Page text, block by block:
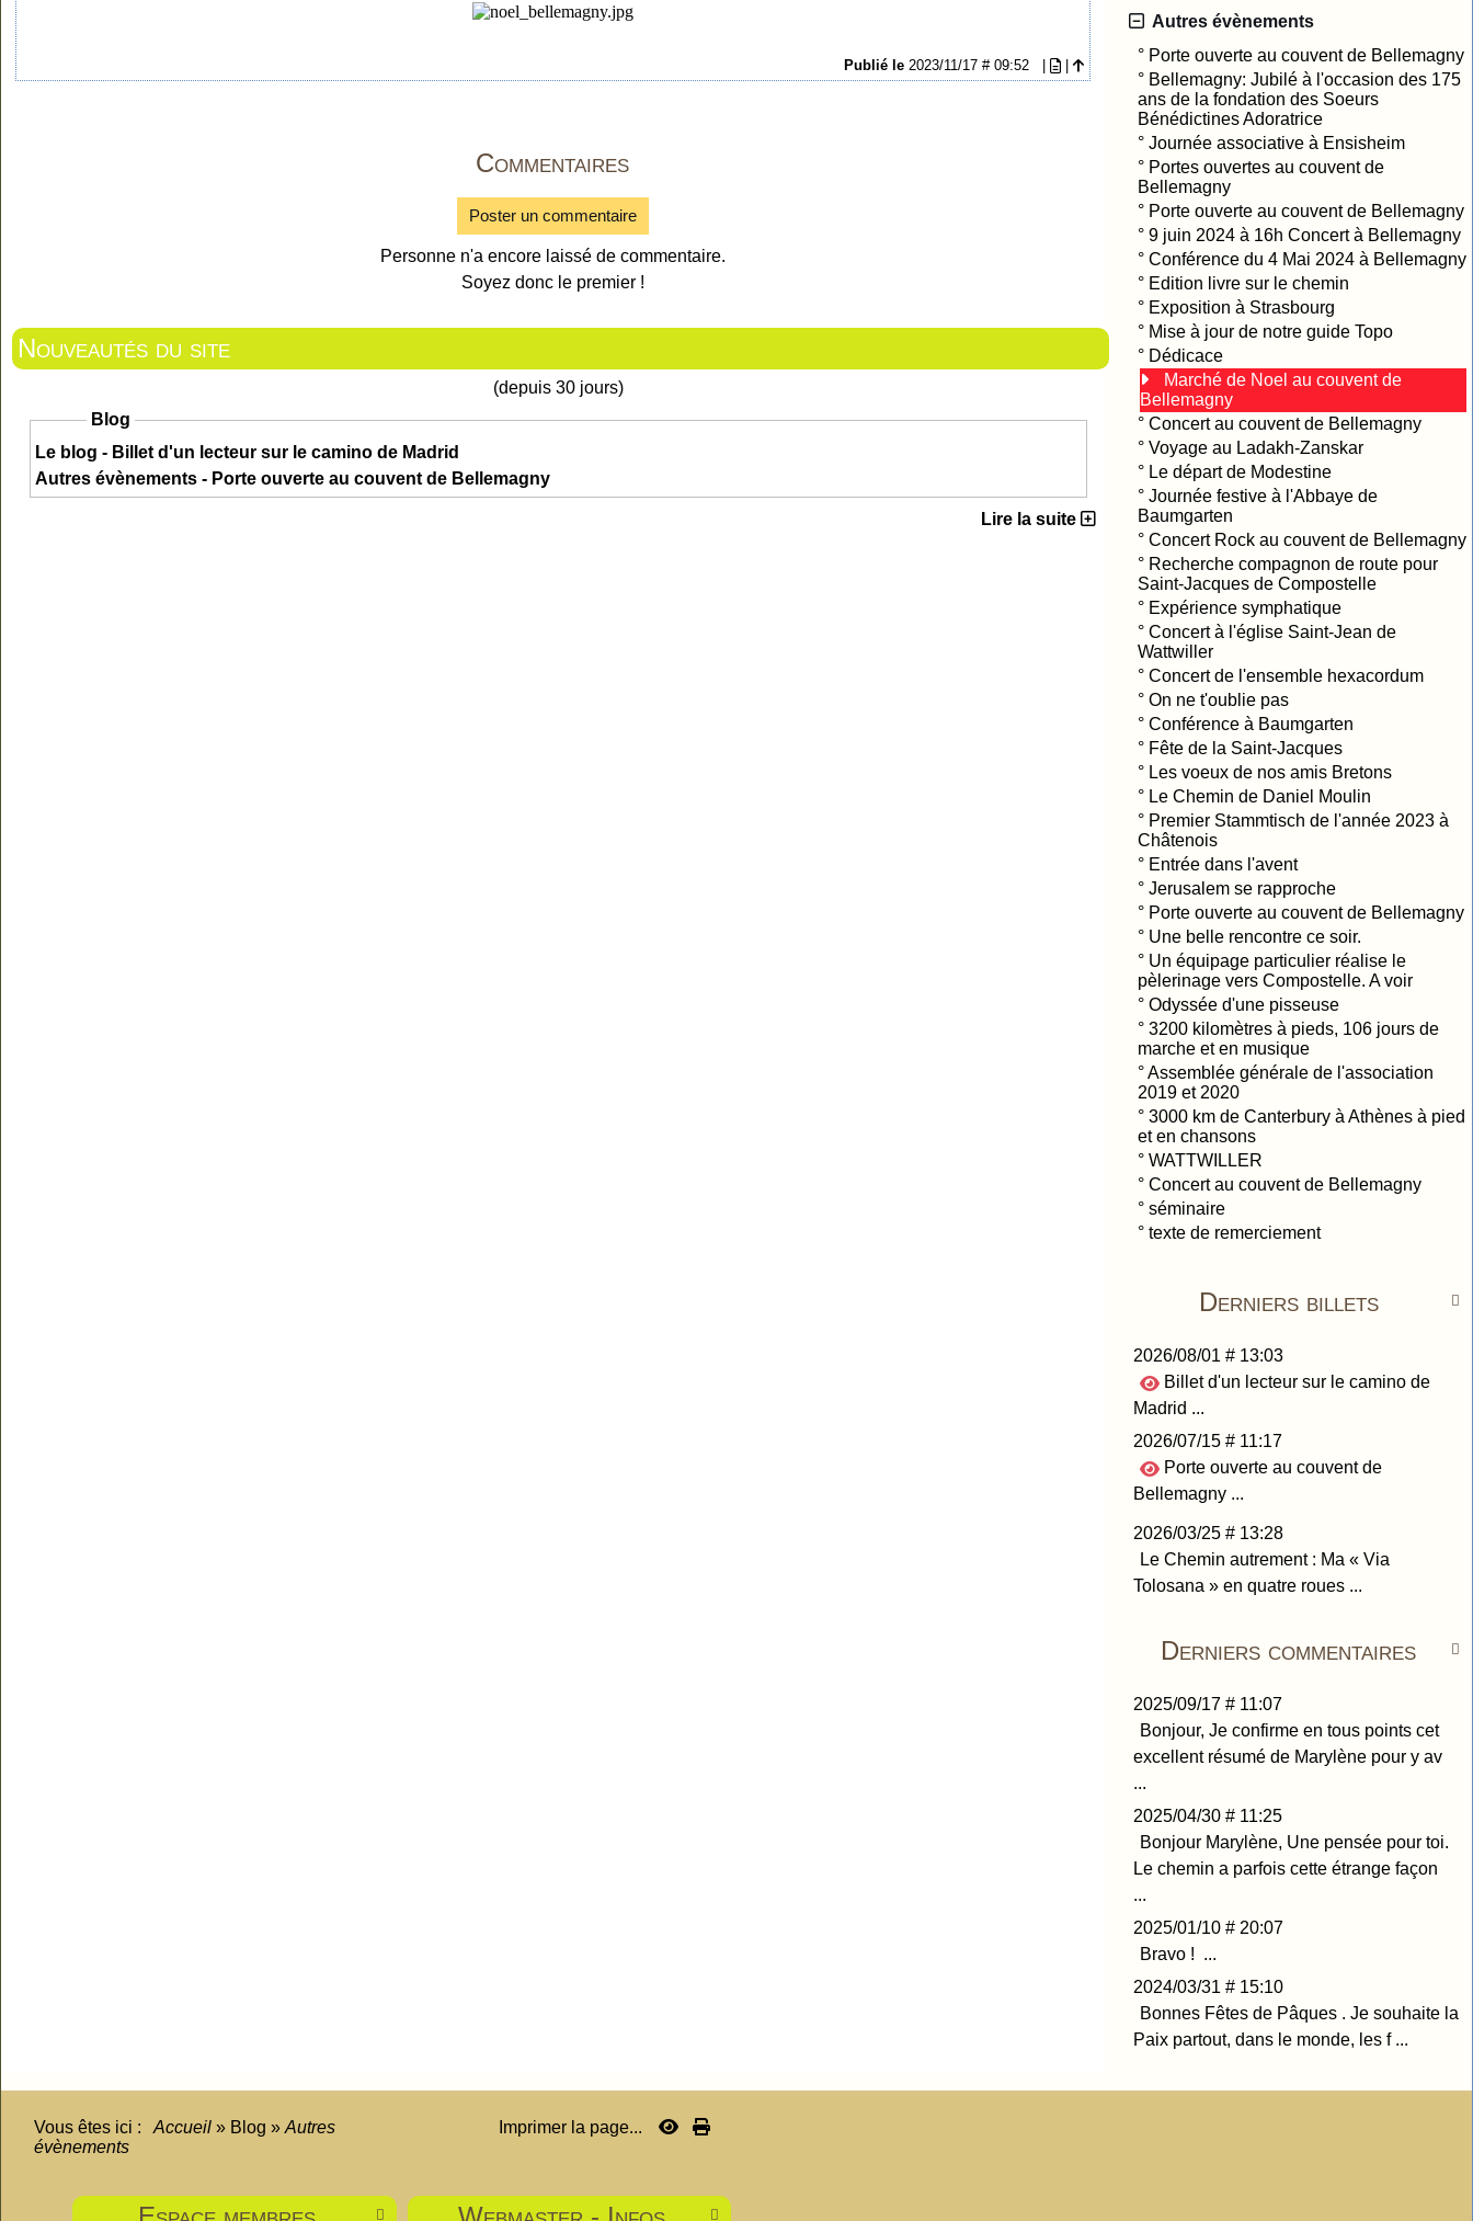
Publié le 2023/11/17 # 09:52
Commentaires
Poster un commentaire
Personne n'a encore laissé de commentaire.
Soyez donc le premier !
Nouveautés du site
(depuis 30 jours)
Blog
Le blog - Billet d'un lecteur sur le camino de Madrid
Autres évènements - Porte ouverte au couvent de Bellemagny
Lire la suite
Autres évènements
° Porte ouverte au couvent de Bellemagny
° Bellemagny: Jubilé à l'occasion des 175
ans de la fondation des Soeurs
Bénédictines Adoratrice
° Journée associative à Ensisheim
° Portes ouvertes au couvent de
Bellemagny
° Porte ouverte au couvent de Bellemagny
° 9 juin 2024 à 16h Concert à Bellemagny
° Conférence du 4 Mai 2024 à Bellemagny
° Edition livre sur le chemin
° Exposition à Strasbourg
° Mise à jour de notre guide Topo
° Dédicace
Marché de Noel au couvent de
Bellemagny
° Concert au couvent de Bellemagny
° Voyage au Ladakh-Zanskar
° Le départ de Modestine
° Journée festive à l'Abbaye de
Baumgarten
° Concert Rock au couvent de Bellemagny
° Recherche compagnon de route pour
Saint-Jacques de Compostelle
° Expérience symphatique
° Concert à l'église Saint-Jean de
Wattwiller
° Concert de l'ensemble hexacordum
° On ne t'oublie pas
° Conférence à Baumgarten
° Fête de la Saint-Jacques
° Les voeux de nos amis Bretons
° Le Chemin de Daniel Moulin
° Premier Stammtisch de l'année 2023 à
Châtenois
° Entrée dans l'avent
° Jerusalem se rapproche
° Porte ouverte au couvent de Bellemagny
° Une belle rencontre ce soir.
° Un équipage particulier réalise le
pèlerinage vers Compostelle. A voir
° Odyssée d'une pisseuse
° 3200 kilomètres à pieds, 106 jours de
marche et en musique
°Assemblée générale de l'association
2019 et 2020
° 3000 km de Canterbury à Athènes à pied
et en chansons
° WATTWILLER
° Concert au couvent de Bellemagny
° séminaire
° texte de remerciement

Derniers billets
2026/08/01 # 13:03
Billet d'un lecteur sur le camino de
Madrid ...
2026/07/15 # 11:17
Porte ouverte au couvent de
Bellemagny ...
2026/03/25 # 13:28
Le Chemin autrement : Ma « Via
Tolosana » en quatre roues ...

Derniers commentaires
2025/09/17 # 11:07
Bonjour, Je confirme en tous points cet
excellent résumé de Marylène pour y av
...
2025/04/30 # 11:25
Bonjour Marylène, Une pensée pour toi.
Le chemin a parfois cette étrange façon
...
2025/01/10 # 20:07
Bravo ! ...
2024/03/31 # 15:10
Bonnes Fêtes de Pâques . Je souhaite la
Paix partout, dans le monde, les f ...
Vous êtes ici : Accueil » Blog »Autres
évènements
Imprimer la page...
 